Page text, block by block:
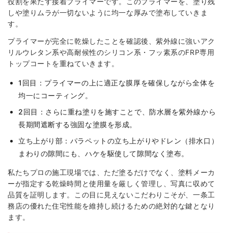
しや塗りムラが一切ないように均一な厚みで塗布していきま
す。
プライマーが完全に乾燥したことを確認後、紫外線に強いアク
リルウレタン系や高耐候性のシリコン系・フッ素系のFRP専用
トップコートを重ねていきます。
1回目：プライマーの上に適正な膜厚を確保しながら全体を
均一にコーティング。
2回目：さらに重ね塗りを施すことで、防水層を紫外線から
長期間遮断する強固な塗膜を形成。
立ち上がり部：パラペットの立ち上がりやドレン（排水口）
まわりの隙間にも、ハケを駆使して隙間なく塗布。
私たちプロの施工現場では、ただ塗るだけでなく、塗料メーカ
ーが指定する乾燥時間と使用量を厳しく管理し、写真に収めて
品質を証明します。この目に見えないこだわりこそが、一条工
務店の優れた住宅性能を維持し続けるための絶対的な鍵となり
ます。